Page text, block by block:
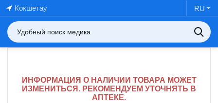
Кокшетау RU
ИНФОРМАЦИЯ О НАЛИЧИИ ТОВАРА МОЖЕТ
ИЗМЕНИТЬСЯ. РЕКОМЕНДУЕМ УТОЧНЯТЬ В
АПТЕКЕ.